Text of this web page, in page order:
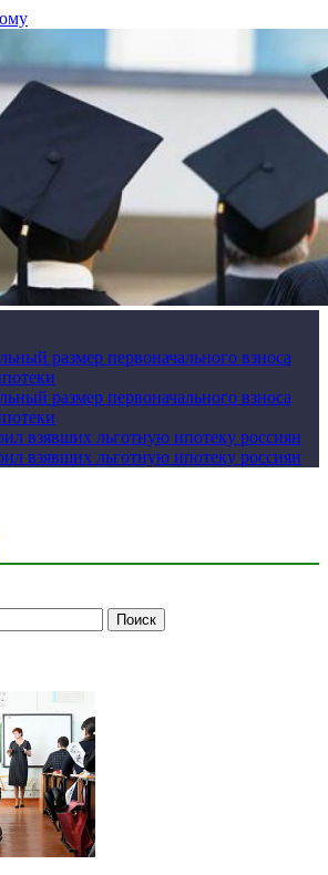
размер первоначального взноса
размер первоначального взноса
взявших льготную ипотеку россиян
взявших льготную ипотеку россиян